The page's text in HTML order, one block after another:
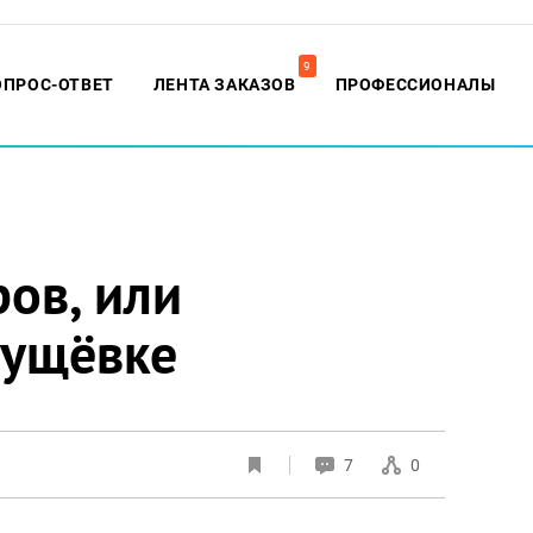
ОТВЕТ ЛЕНТА ЗАКАЗОВ
9
ПРОФЕССИОНАЛЫ
или
7 0